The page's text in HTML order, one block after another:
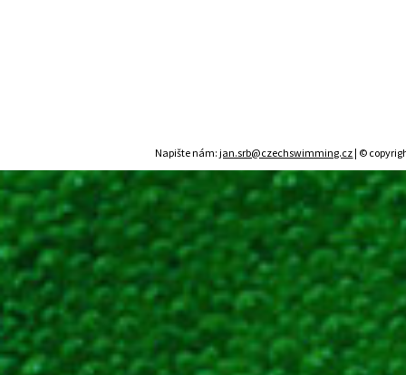
Napište nám:jan.srb@czechswimming.cz| ©